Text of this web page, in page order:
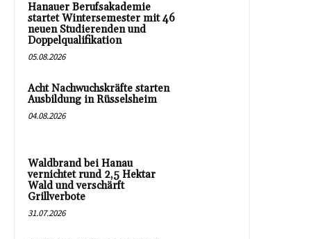
Hanauer Berufsakademie
startet Wintersemester mit 46
neuen Studierenden und
Doppelqualifikation
05.08.2026
Acht Nachwuchskräfte starten
Ausbildung in Rüsselsheim
04.08.2026
Waldbrand bei Hanau
vernichtet rund 2,5 Hektar
Wald und verschärft
Grillverbote
31.07.2026